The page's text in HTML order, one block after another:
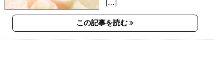
[…]
この記事を読む